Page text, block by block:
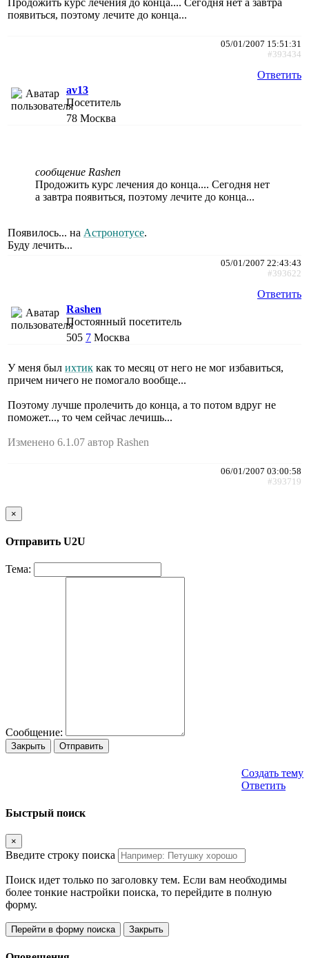
появиться, поэтому лечите до конца...
05/01/2007 15:51:31
#393434
Ответить
av13
Посетитель
78 Москва
сообщение Rashen
Продожить курс лечения до конца.... Сегодня нет
а завтра появиться, поэтому лечите до конца...
Появилось... на Астронотусе.
Буду лечить...
05/01/2007 22:43:43
#393622
Ответить
Rashen
Постоянный посетитель
505 7 Москва
У меня был ихтик как то месяц от него не мог избавиться,
причем ничего не помогало вообще...
Поэтому лучше пролечить до конца, а то потом вдруг не
поможет..., то чем сейчас лечишь...
Изменено 6.1.07 автор Rashen
06/01/2007 03:00:58
#393719
×
Отправить U2U
Тема:
Сообщение:
Закрыть Отправить
Создать тему
Ответить
Быстрый поиск
×
Введите строку поиска
Поиск идет только по заголовку тем. Если вам необходимы
более тонкие настройки поиска, то перейдите в полную
форму.
Перейти в форму поиска Закрыть